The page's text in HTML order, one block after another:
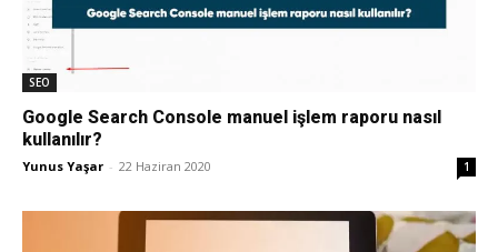
SEO
Google Search Console manuel işlem raporu nasıl
kullanılır?
Yunus Yaşar - 22 Haziran 2020 1